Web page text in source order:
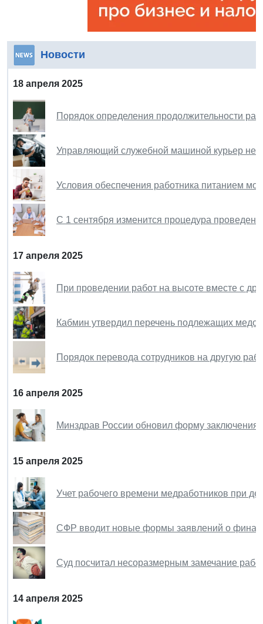
Новости
18 апреля 2025
Порядок определения продолжительности
Управляющий служебной машиной курьер не
Условия обеспечения работника питанием
С 1 сентября изменится процедура
17 апреля 2025
При проведении работ на высоте вместе с
Кабмин утвердил перечень подлежащих
Порядок перевода сотрудников на другую
16 апреля 2025
Минздрав России обновил форму заключения
15 апреля 2025
Учет рабочего времени медработников при
СФР вводит новые формы заявлений о
Суд посчитал несоразмерным замечание
14 апреля 2025